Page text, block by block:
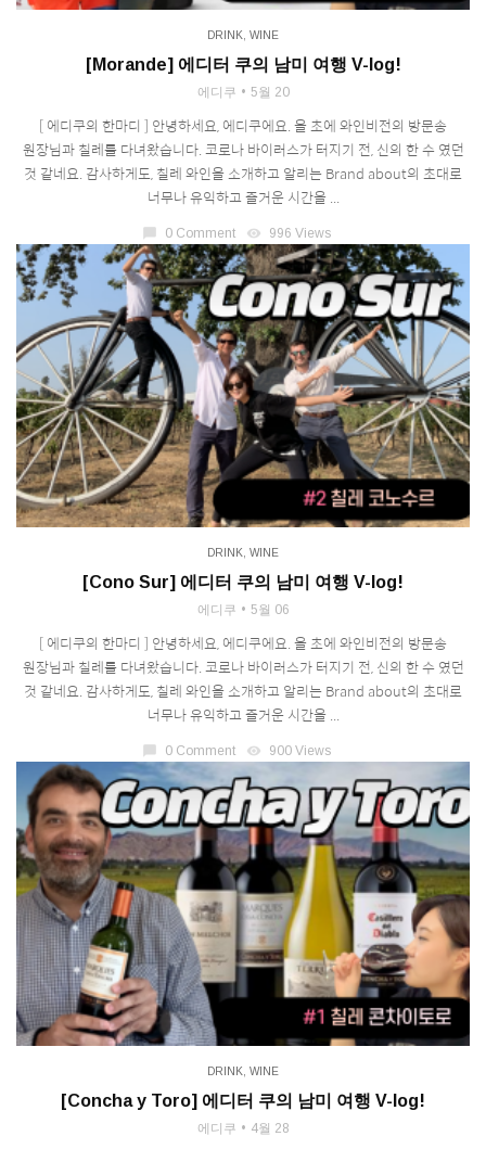
DRINK WINE
[Morande] 에디터 쿠의 남미 여행 V-log!
에디쿠 5월 20
[ 에디쿠의 한마디 ] 안녕하세요, 에디쿠에요. 올 초에 와인비전의 방문송
원장님과 칠레를 다녀왔습니다. 코로나 바이러스가 터지기 전, 신의 한 수 였던
것 같네요. 감사하게도, 칠레 와인을 소개하고 알리는 Brand about의 초대로
너무나 유익하고 즐거운 시간을 ...
chat_bubble 0 Comment visibility 996 Views
DRINK, WINE
[Cono Sur] 에디터 쿠의 남미 여행 V-log!
에디쿠 5월 06
[ 에디쿠의 한마디 ] 안녕하세요, 에디쿠에요. 올 초에 와인비전의 방문송
원장님과 칠레를 다녀왔습니다. 코로나 바이러스가 터지기 전, 신의 한 수 였던
것 같네요. 감사하게도, 칠레 와인을 소개하고 알리는 Brand about의 초대로
너무나 유익하고 즐거운 시간을 ...
chat_bubble 0 Comment visibility 900 Views
DRINK WINE
[Concha y Toro] 에디터 쿠의 남미 여행 V-log!
에디쿠 4월 28